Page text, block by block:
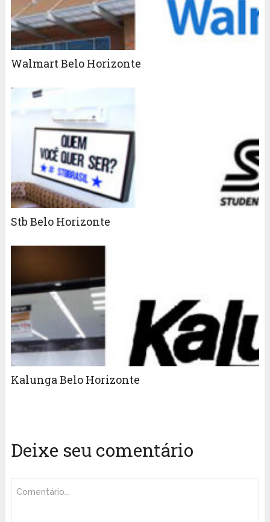
Walmart Belo Horizonte
Stb Belo Horizonte
Kalunga Belo Horizonte
Deixe seu comentário